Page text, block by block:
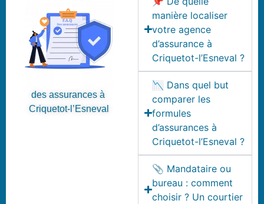
des assurances à
Criquetot-l’Esneval
manière localiser
votre agence
d’assurance à
Criquetot-l’Esneval ?
📉 Dans quel but
comparer les
formules
d’assurances à
Criquetot-l’Esneval ?
📎 Mandataire ou
bureau : comment
choisir ? Un courtier